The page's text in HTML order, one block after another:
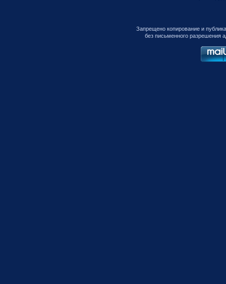
Запрещено копирование и
без письменного разрешения